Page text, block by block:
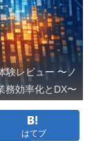
験レビュー 〜ノ
務効率化とDX〜
はてブ